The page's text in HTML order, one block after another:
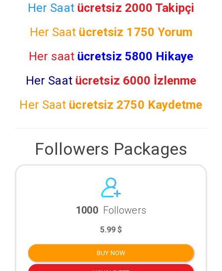
Her Saat ücretsiz 2000 Takipçi
Her Saat ücretsiz 1750 Yorum
Her saat ücretsiz 5800 Hikaye
Her Saat ücretsiz 6000 İzlenme
Her Saat ücretsiz 2750 Kaydetme
Followers Packages
1000 Followers
5.99 $
BUY NOW